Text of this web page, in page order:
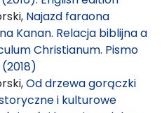
Najazd faraona
Kanan. Relacja biblijna a
Christianum. Pismo
Od drzewa gorączki
i kulturowe